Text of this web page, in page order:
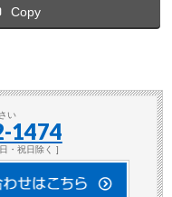
Copy
い
1474
・祝日除く ]